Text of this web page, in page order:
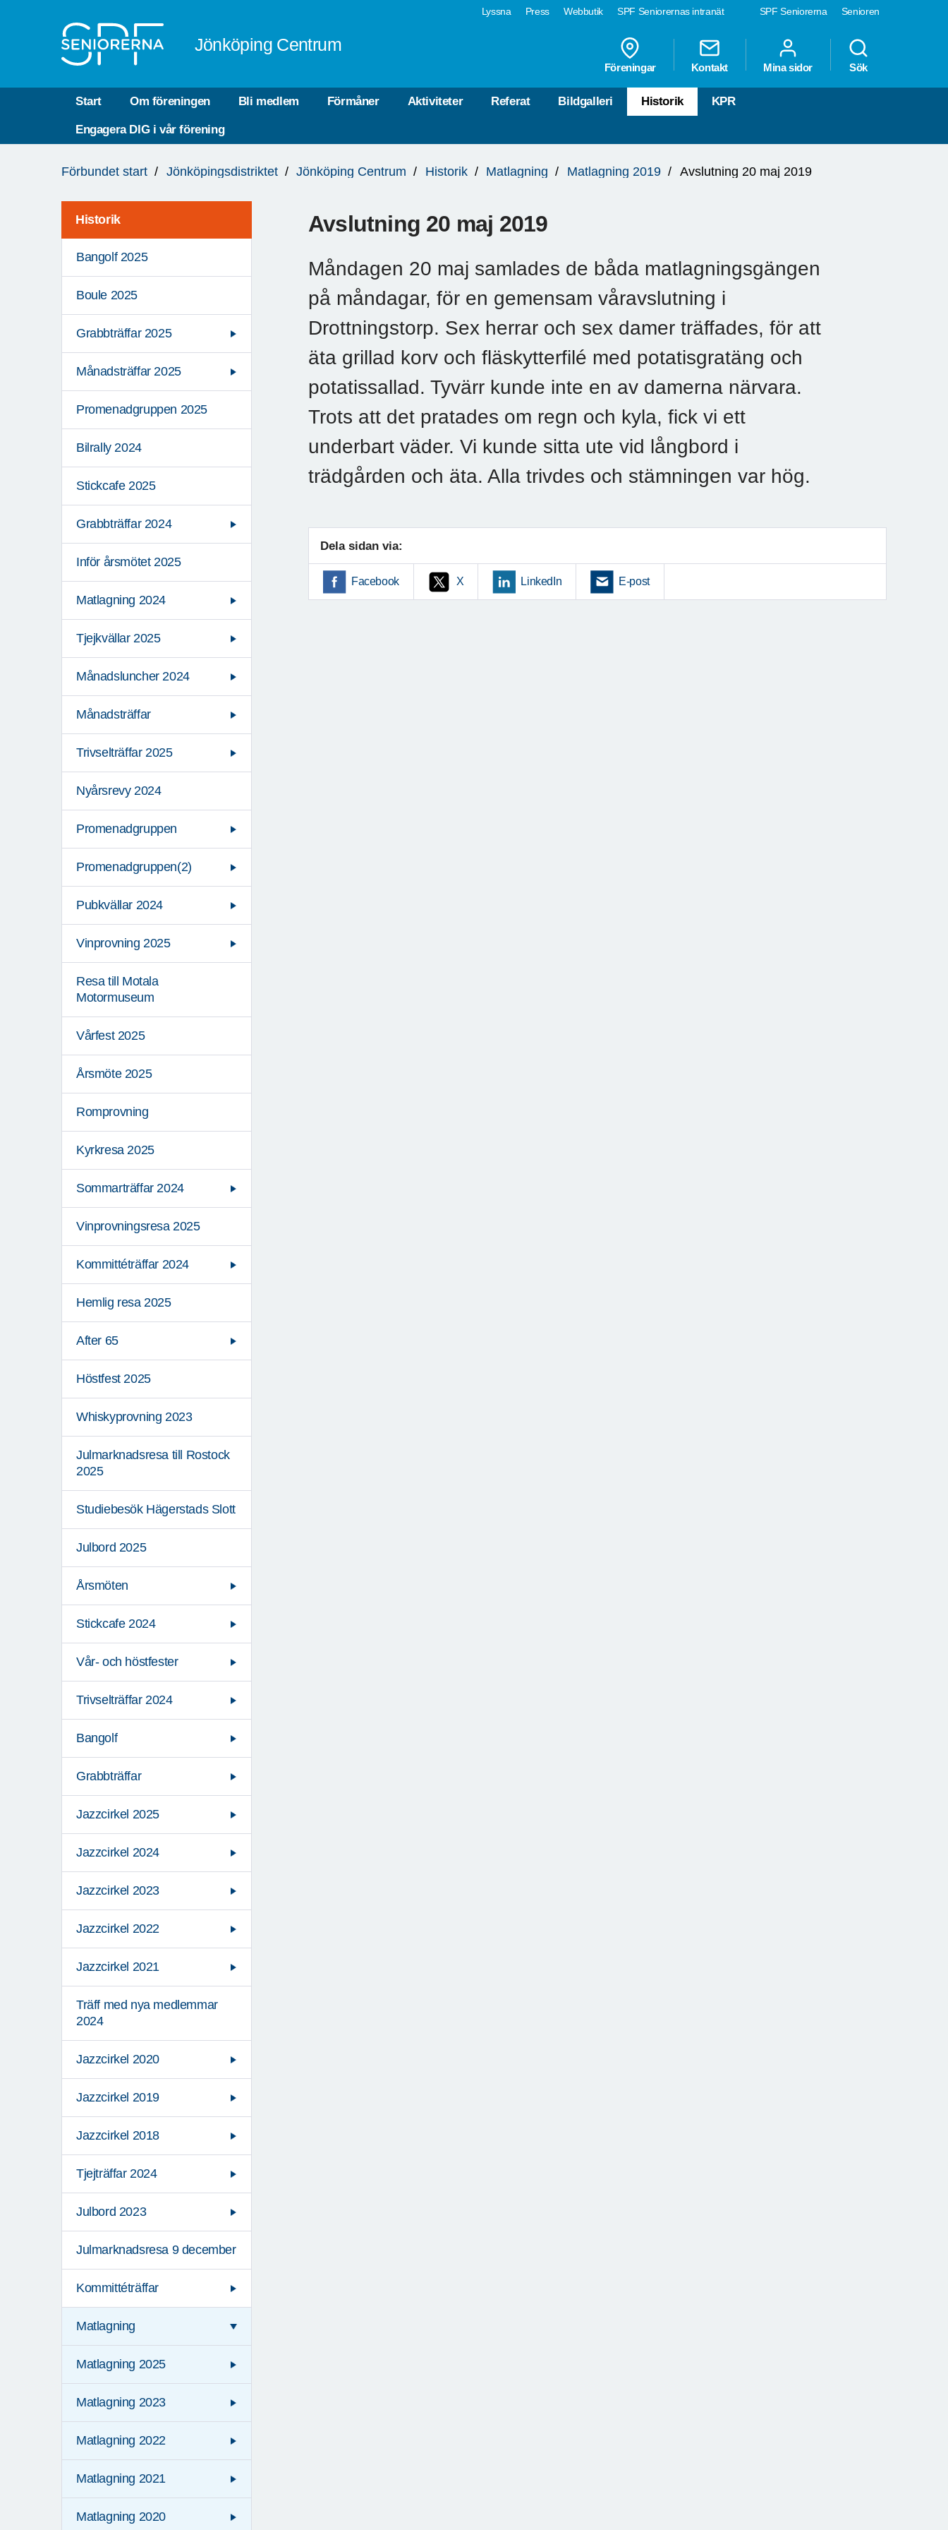
SPF Seniorerna Senioren
Lyssna Press Webbutik SPF Seniorernas intranät
Jönköping Centrum
Föreningar Kontakt Mina sidor Sök
Start Om föreningen Bli medlem Förmåner Aktiviteter Referat Bildgalleri Historik KPR
Engagera DIG i vår förening
är
Förbundet start Jönköpingsdistriktet Jönköping Centrum Historik Matlagning Matlagning 2019 Avslutning 20 maj 2019
Historik
Bangolf 2025
Boule 2025
Grabbträffar 2025
Månadsträffar 2025
Promenadgruppen 2025
Bilrally 2024
Stickcafe 2025
Grabbträffar 2024
Inför årsmötet 2025
Matlagning 2024
Tjejkvällar 2025
Månadsluncher 2024
Månadsträffar
Trivselträffar 2025
Nyårsrevy 2024
Promenadgruppen
Promenadgruppen(2)
Pubkvällar 2024
Vinprovning 2025
Resa till Motala
Motormuseum
Vårfest 2025
Årsmöte 2025
Romprovning
Kyrkresa 2025
Sommarträffar 2024
Vinprovningsresa 2025
Kommittéträffar 2024
Hemlig resa 2025
After 65
Höstfest 2025
Whiskyprovning 2023
Julmarknadsresa till Rostock
2025
Studiebesök Hägerstads Slott
Julbord 2025
Årsmöten
Stickcafe 2024
Vår- och höstfester
Trivselträffar 2024
Bangolf
Grabbträffar
Jazzcirkel 2025
Jazzcirkel 2024
Jazzcirkel 2023
Jazzcirkel 2022
Jazzcirkel 2021
Träff med nya medlemmar
2024
Jazzcirkel 2020
Jazzcirkel 2019
Jazzcirkel 2018
Tjejträffar 2024
Julbord 2023
Julmarknadsresa 9 december
Kommittéträffar
Matlagning
Matlagning 2025
Matlagning 2023
Matlagning 2022
Matlagning 2021
Matlagning 2020
Avslutning 20 maj 2019
Måndagen 20 maj samlades de båda matlagningsgängen
på måndagar, för en gemensam våravslutning i
Drottningstorp. Sex herrar och sex damer träffades, för att
äta grillad korv och fläskytterfilé med potatisgratäng och
potatissallad. Tyvärr kunde inte en av damerna närvara.
Trots att det pratades om regn och kyla, fick vi ett
underbart väder. Vi kunde sitta ute vid långbord i
trädgården och äta. Alla trivdes och stämningen var hög.
Dela sidan via:
Facebook X LinkedIn E-post